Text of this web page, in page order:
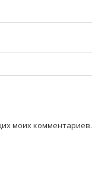
моих комментариев.